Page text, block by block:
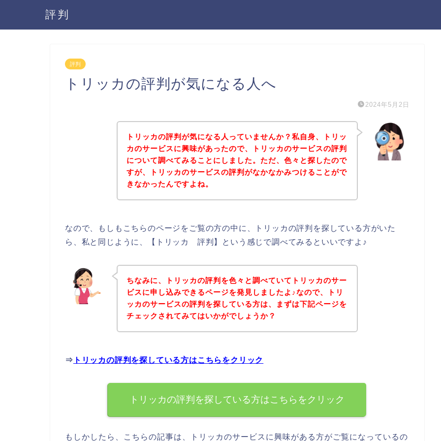
評判
評判
トリッカの評判が気になる人へ
2024年5月2日
トリッカの評判が気になる人っていませんか？私自身、トリッ
カのサービスに興味があったので、トリッカのサービスの評判
について調べてみることにしました。ただ、色々と探したので
すが、トリッカのサービスの評判がなかなかみつけることがで
きなかったんですよね。
なので、もしもこちらのページをご覧の方の中に、トリッカの評判を探している方がいた
ら、私と同じように、【トリッカ 評判】という感じで調べてみるといいですよ♪
ちなみに、トリッカの評判を色々と調べていてトリッカのサー
ビスに申し込みできるページを発見しましたよ♪なので、トリ
ッカのサービスの評判を探している方は、まずは下記ページを
チェックされてみてはいかがでしょうか？
⇒ トリッカの評判を探している方はこちらをクリック
トリッカの評判を探している方はこちらをクリック
もしかしたら、こちらの記事は、トリッカのサービスに興味がある方がご覧になっているの